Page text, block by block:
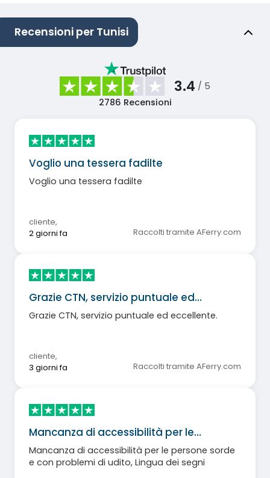
Recensioni per Tunisi
3.4 / 5
2786 Recensioni
Voglio una tessera fadilte
Voglio una tessera fadilte
cliente,
2 giorni fa
Raccolti tramite AFerry.com
Grazie CTN, servizio puntuale ed…
Grazie CTN, servizio puntuale ed eccellente.
cliente,
3 giorni fa
Raccolti tramite AFerry.com
Mancanza di accessibilità per le…
Mancanza di accessibilità per le persone sorde
e con problemi di udito, Lingua dei segni